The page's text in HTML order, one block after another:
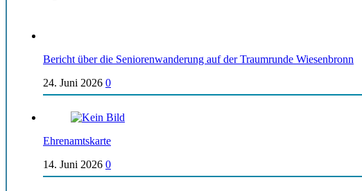
Bericht über die Seniorenwanderung auf der Traumrunde Wiesenbronn
24. Juni 2026 0
Ehrenamtskarte
14. Juni 2026 0